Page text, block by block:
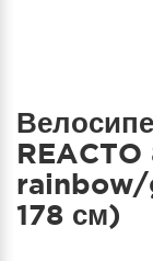
rainbow/
178 см)